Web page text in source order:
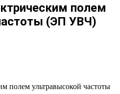
полем
(ЭП УВЧ)
полем ультравысокой частоты